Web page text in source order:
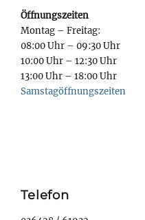
Öffnungszeiten
Montag – Freitag:
08:00 Uhr – 09:30 Uhr
10:00 Uhr – 12:30 Uhr
13:00 Uhr – 18:00 Uhr
Samstagöffnungszeiten
Telefon